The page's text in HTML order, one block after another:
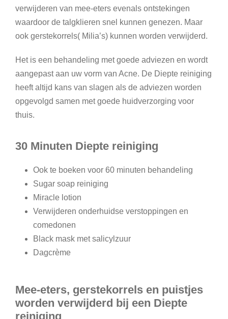
verwijderen van mee-eters evenals ontstekingen
waardoor de talgklieren snel kunnen genezen. Maar
ook gerstekorrels( Milia’s) kunnen worden verwijderd.
Het is een behandeling met goede adviezen en wordt
aangepast aan uw vorm van Acne. De Diepte reiniging
heeft altijd kans van slagen als de adviezen worden
opgevolgd samen met goede huidverzorging voor
thuis.
30 Minuten Diepte reiniging
Ook te boeken voor 60 minuten behandeling
Sugar soap reiniging
Miracle lotion
Verwijderen onderhuidse verstoppingen en
comedonen
Black mask met salicylzuur
Dagcrème
Mee-eters, gerstekorrels en puistjes
worden verwijderd bij een Diepte
reiniging